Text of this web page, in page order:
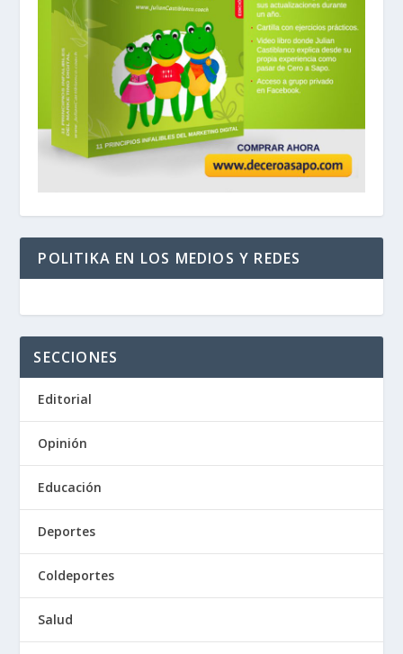
POLITIKA EN LOS MEDIOS Y REDES
SECCIONES
Editorial
Opinión
Educación
Deportes
Coldeportes
Salud